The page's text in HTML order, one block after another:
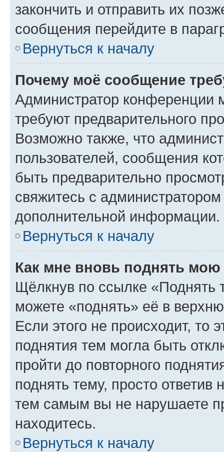
закончить и отправить их
сообщения перейдите в
Вернуться к началу
Почему моё сообщение
Администратор конференции
требуют предварительного
Возможно также, что
пользователей, сообщения
быть предварительно
свяжитесь с
дополнительной информации.
Вернуться к началу
Как мне вновь поднять мою
Щёлкнув по ссылке «Поднять
можете «поднять» её в
Если этого не происходит, то
поднятия тем могла быть
пройти до повторного
поднять тему, просто ответив
тем самым вы не нарушаете
находитесь.
Вернуться к началу